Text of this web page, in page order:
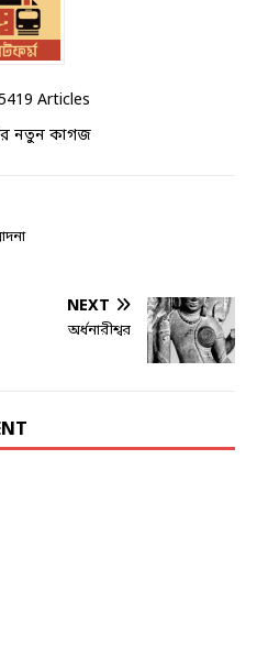
Articles
নতুন কাগজ
NEXT
অর্ধনারীশ্বর